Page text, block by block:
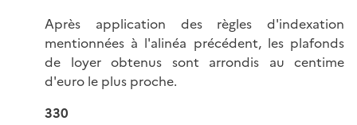
Après application des règles d'indexation
mentionnées à l'alinéa précédent, les plafonds
de loyer obtenus sont arrondis au centime
d'euro le plus proche.
330